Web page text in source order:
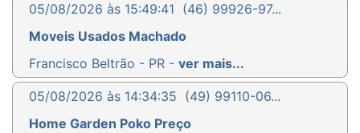
05/08/2026 às 15:49:41 (46) 99926-97...
Moveis Usados Machado
Francisco Beltrão - PR - ver mais...
05/08/2026 às 14:34:35 (49) 99110-06...
Home Garden Poko Preço